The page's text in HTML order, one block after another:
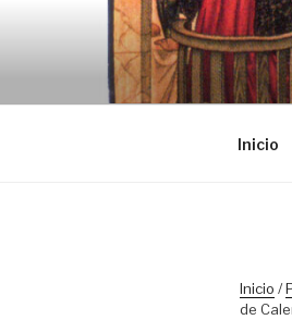
Inicio
Inicio /
de